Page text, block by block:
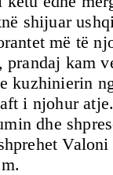
shijuar
më të
prandaj kam
kuzhinierin
i njohur
dhe
Valoni